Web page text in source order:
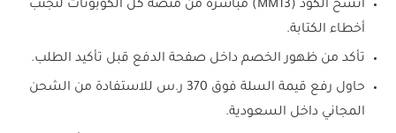
انسخ الكود (MM13) مباشرة من منصة كل الكوبونات لتجنب
أخطاء الكتابة.
تأكد من ظهور الخصم داخل صفحة الدفع قبل تأكيد الطلب.
حاول رفع قيمة السلة فوق 370 ر.س للاستفادة من الشحن
المجاني داخل السعودية.